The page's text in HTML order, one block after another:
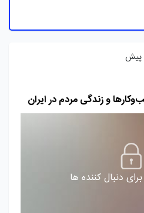
و زندگی مردم در ایران
دنبال کننده ها